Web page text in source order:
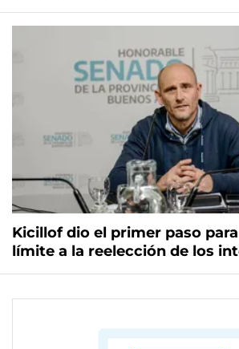
Kicillof dio el primer paso
límite a la reelección de los